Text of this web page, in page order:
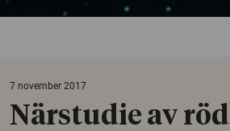
7 november 2017
Närstudie av röd